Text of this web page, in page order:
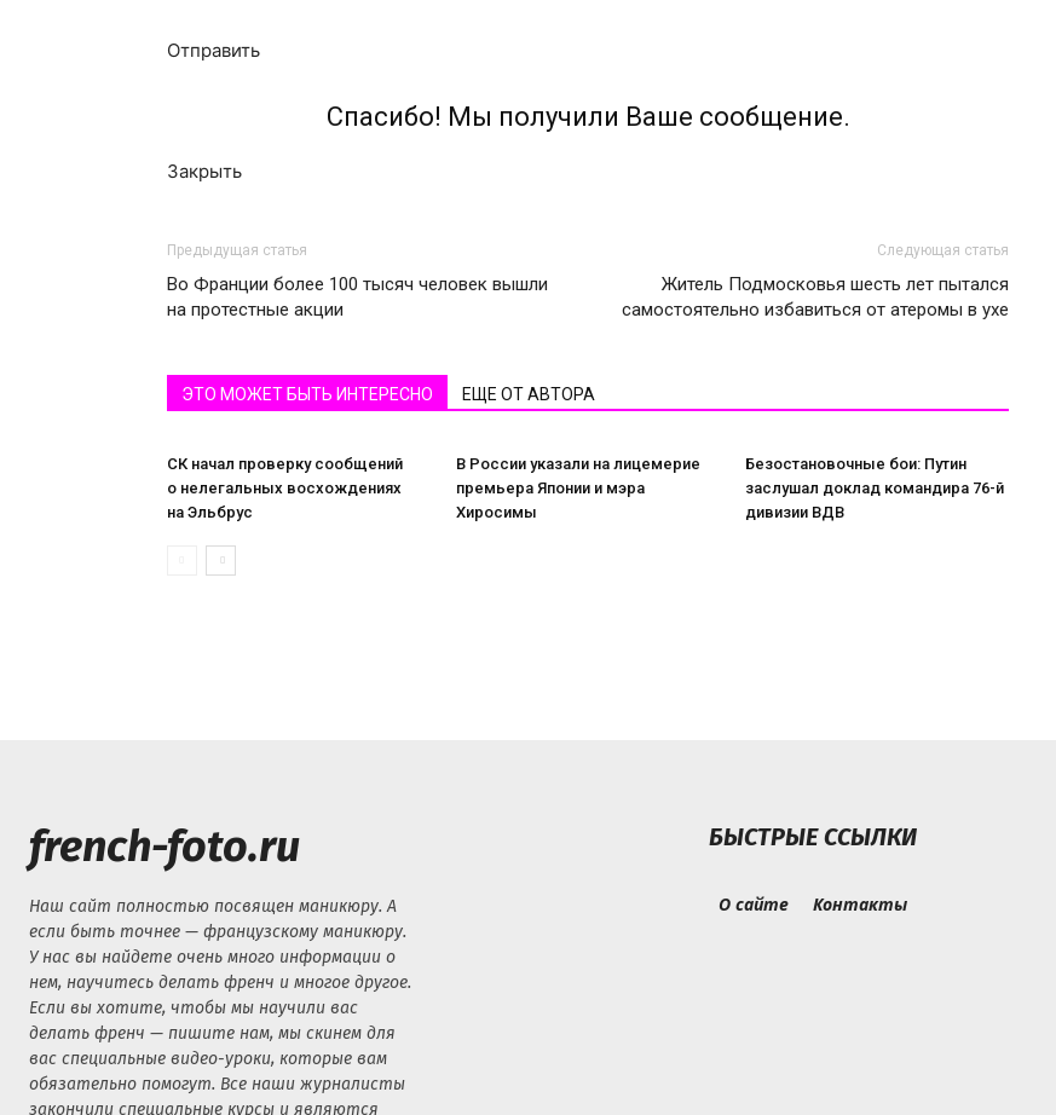
Отправить
Спасибо! Мы получили Ваше сообщение.
Закрыть
Предыдущая статья
Во Франции более 100 тысяч человек вышли
на протестные акции
Следующая статья
Житель Подмосковья шесть лет пытался
самостоятельно избавиться от атеромы в ухе
ЭТО МОЖЕТ БЫТЬ ИНТЕРЕСНО ЕЩЕ ОТ АВТОРА
СК начал проверку сообщений
о нелегальных восхождениях
на Эльбрус
В России указали на лицемерие
премьера Японии и мэра
Хиросимы
Безостановочные бои: Путин
заслушал доклад командира 76-й
дивизии ВДВ
french-foto.ru
Наш сайт полностью посвящен маникюру. А
если быть точнее — французскому маникюру.
У нас вы найдете очень много информации о
нем, научитесь делать френч и многое другое.
Если вы хотите, чтобы мы научили вас
делать френч — пишите нам, мы скинем для
вас специальные видео-уроки, которые вам
обязательно помогут. Все наши журналисты
закончили специальные курсы и являются
БЫСТРЫЕ ССЫЛКИ
О сайте Контакты